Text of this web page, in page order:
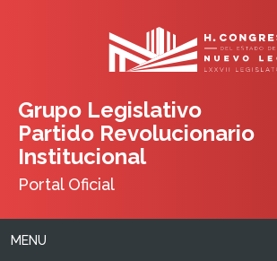
Grupo Legislativo
Partido Revolucionario
Institucional
Portal Oficial
MENU